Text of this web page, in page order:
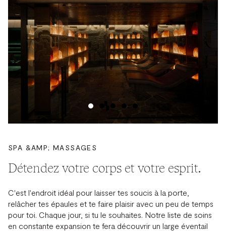
SPA &AMP; MASSAGES
Détendez votre corps et votre esprit.
C'est l'endroit idéal pour laisser tes soucis à la porte,
relâcher tes épaules et te faire plaisir avec un peu de temps
pour toi. Chaque jour, si tu le souhaites. Notre liste de soins
en constante expansion te fera découvrir un large éventail